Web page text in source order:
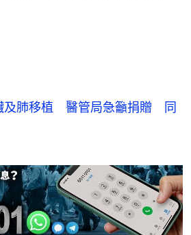
及肺移植 醫管局急籲捐贈 同